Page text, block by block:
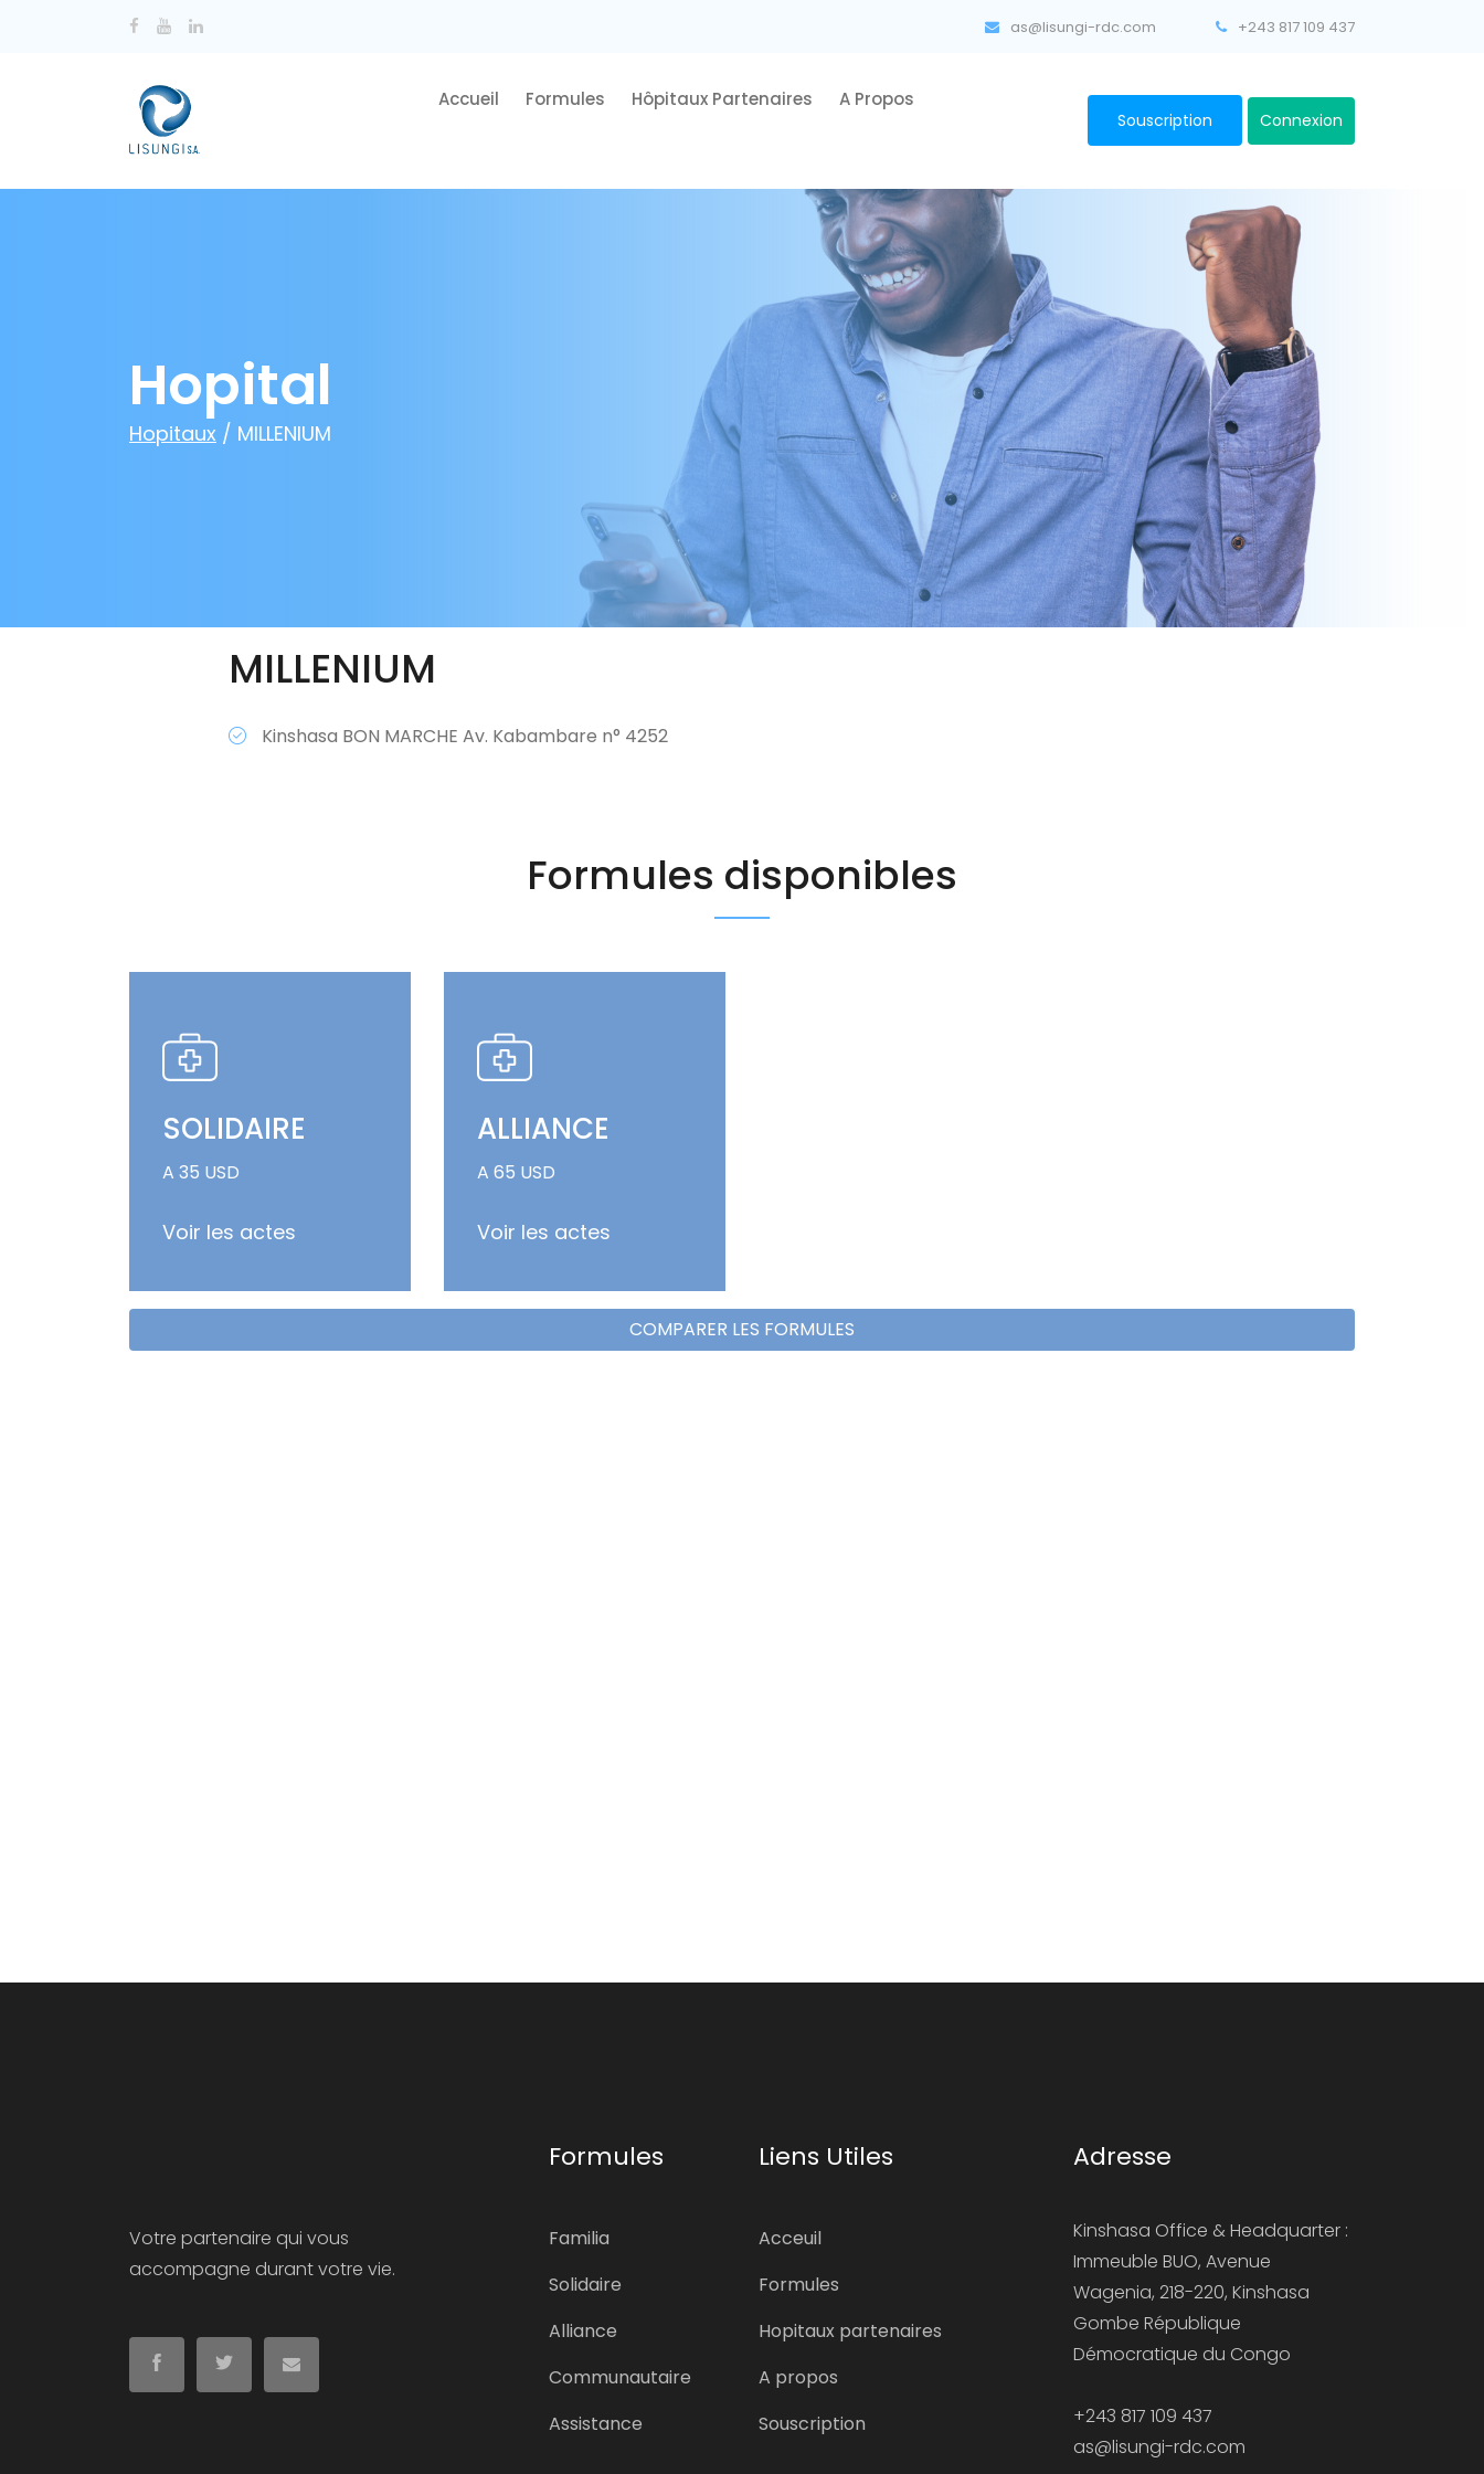
as@lisungi-rdc.com +243 817 109 437
Accueil Formules Hôpitaux Partenaires A Propos
Souscription Connexion
Hopital
Hopitaux / MILLENIUM
MILLENIUM
Kinshasa BON MARCHE Av. Kabambare n° 4252
Formules disponibles
SOLIDAIRE
A 35 USD
Voir les actes
ALLIANCE
A 65 USD
Voir les actes
COMPARER LES FORMULES
Votre partenaire qui vous
accompagne durant votre vie.
Formules
Familia
Solidaire
Alliance
Communautaire
Assistance
Liens Utiles
Acceuil
Formules
Hopitaux partenaires
A propos
Souscription
Adresse
Kinshasa Office & Headquarter :
Immeuble BUO, Avenue
Wagenia, 218-220, Kinshasa
Gombe République
Démocratique du Congo
+243 817 109 437
as@lisungi-rdc.com